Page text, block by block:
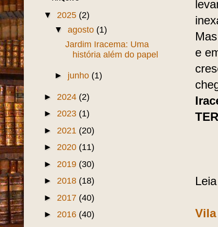
e
▼ 2025 (2)
▼ agosto (1)
Jardim Iracema: Uma
história além do papel
► junho (1)
► 2024 (2)
► 2023 (1)
► 2021 (20)
► 2020 (11)
► 2019 (30)
► 2018 (18)
► 2017 (40)
► 2016 (40)